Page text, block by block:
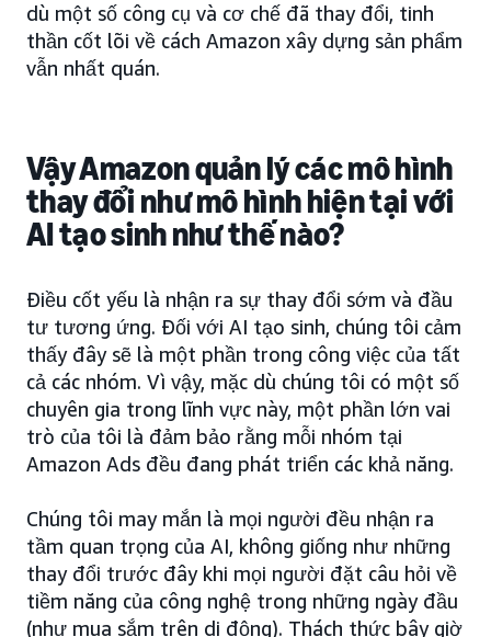
dù một số công cụ và cơ chế đã thay đổi, tinh
thần cốt lõi về cách Amazon xây dựng sản phẩm
vẫn nhất quán.
Vậy Amazonquản lý các mô hình
thay đổi như mô hình hiện tại với
AI tạo sinh như thế nào?
Điều cốt yếu là nhận ra sự thay đổi sớm và đầu
tư tương ứng. Đối với AI tạo sinh, chúng tôi cảm
thấy đây sẽ là một phần trong công việc của tất
cả các nhóm. Vì vậy, mặc dù chúng tôi có một số
chuyên gia trong lĩnh vực này, một phần lớn vai
trò của tôi là đảm bảo rằng mỗi nhóm tại
Amazon Ads đều đang phát triển các khả năng.
Chúng tôi may mắn là mọi người đều nhận ra
tầm quan trọng của AI, không giống như những
thay đổi trước đây khi mọi người đặt câu hỏi về
tiềm năng của công nghệ trong những ngày đầu
(như mua sắm trên di động). Thách thức bây giờ